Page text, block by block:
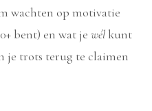
wachten op motivatie
bent) en wat je wél kunt
je trots terug te claimen